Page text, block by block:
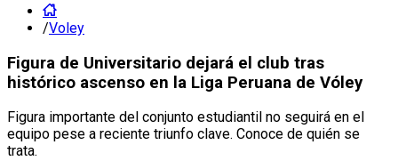
/Voley
Figura de Universitario dejará el club tras
histórico ascenso en la Liga Peruana de Vóley
Figura importante del conjunto estudiantil no seguirá en el
equipo pese a reciente triunfo clave. Conoce de quién se
trata.